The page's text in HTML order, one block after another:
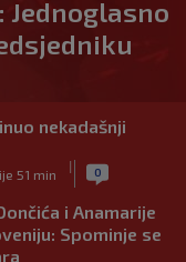
nekadašnji
51 min
| 0
i Anamarije
Spominje se